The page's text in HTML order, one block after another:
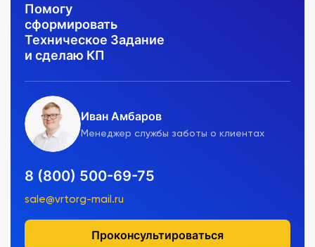
Помогу
сформировать
Техническое Задание
и сделаю КП
Иван Амбаров
Менеджер службы заботы о клиентах
8 (800) 500-69-75
sale@vrtorg-mail.ru
Проконсультироваться